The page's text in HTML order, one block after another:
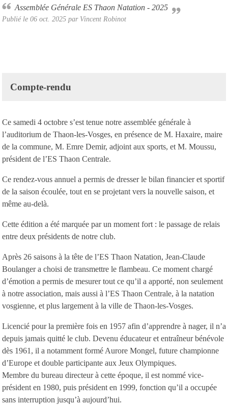
Assemblée Générale ES Thaon Natation - 2025
Publié le 06 oct. 2025 par Vincent Robinot
Compte-rendu
Ce samedi 4 octobre s’est tenue notre assemblée générale à
l’auditorium de Thaon-les-Vosges, en présence de M. Haxaire, maire
de la commune, M. Emre Demir, adjoint aux sports, et M. Moussu,
président de l’ES Thaon Centrale.
Ce rendez-vous annuel a permis de dresser le bilan financier et sportif
de la saison écoulée, tout en se projetant vers la nouvelle saison, et
même au-delà.
Cette édition a été marquée par un moment fort : le passage de relais
entre deux présidents de notre club.
Après 26 saisons à la tête de l’ES Thaon Natation, Jean-Claude
Boulanger a choisi de transmettre le flambeau. Ce moment chargé
d’émotion a permis de mesurer tout ce qu’il a apporté, non seulement
à notre association, mais aussi à l’ES Thaon Centrale, à la natation
vosgienne, et plus largement à la ville de Thaon-les-Vosges.
Licencié pour la première fois en 1957 afin d’apprendre à nager, il n’a
depuis jamais quitté le club. Devenu éducateur et entraîneur bénévole
dès 1961, il a notamment formé Aurore Mongel, future championne
d’Europe et double participante aux Jeux Olympiques.
Membre du bureau directeur à cette époque, il est nommé vice-
président en 1980, puis président en 1999, fonction qu’il a occupée
sans interruption jusqu’à aujourd’hui.